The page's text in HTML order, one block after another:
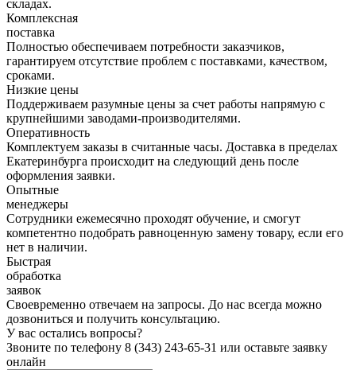
складах.
Комплексная
поставка
Полностью обеспечиваем потребности заказчиков,
гарантируем отсутствие проблем с поставками, качеством,
сроками.
Низкие цены
Поддерживаем разумные цены за счет работы напрямую с
крупнейшими заводами-производителями.
Оперативность
Комплектуем заказы в считанные часы. Доставка в пределах
Екатеринбурга происходит на следующий день после
оформления заявки.
Опытные
менеджеры
Сотрудники ежемесячно проходят обучение, и смогут
компетентно подобрать равноценную замену товару, если его
нет в наличии.
Быстрая
обработка
заявок
Своевременно отвечаем на запросы. До нас всегда можно
дозвониться и получить консультацию.
У вас остались вопросы?
Звоните по телефону 8 (343) 243-65-31 или оставьте заявку
онлайн